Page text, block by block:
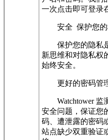
一次点击即可登录
安全 保护您的
保护您的隐私是
新思维和对隐私权
始终安全。
更好的密码管
Watchtower 监
安全问题，保证您
码、遭泄露的密码
站点缺少双重验证